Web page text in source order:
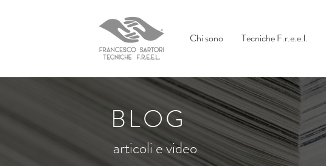
Chi sono Tecniche F.r.e.e.l.
BLOG
articoli e video